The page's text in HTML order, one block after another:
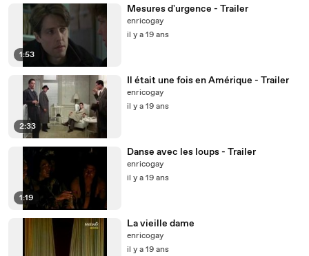
1:53
Mesures d'urgence - Trailer
enricogay
il y a 19 ans
2:33
Il était une fois en Amérique - Trailer
enricogay
il y a 19 ans
1:19
Danse avec les loups - Trailer
enricogay
il y a 19 ans
La vieille dame
enricogay
il y a 19 ans